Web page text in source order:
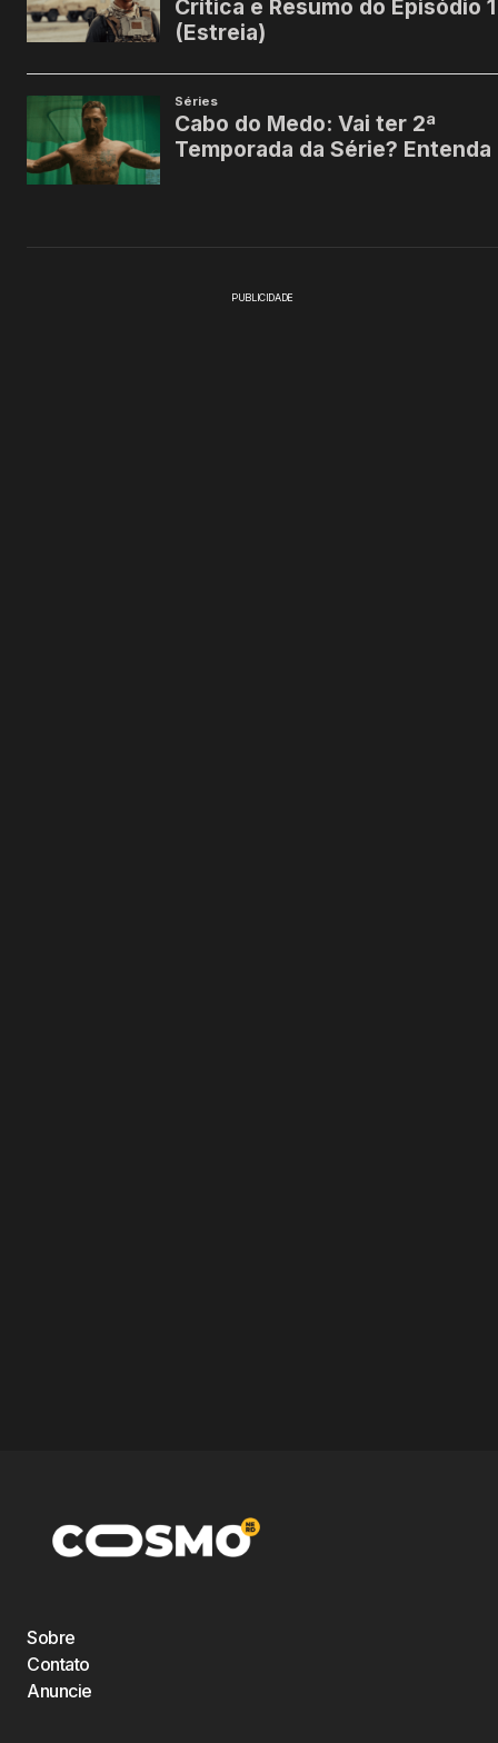
PUBLICIDADE
Sobre
Contato
Anuncie